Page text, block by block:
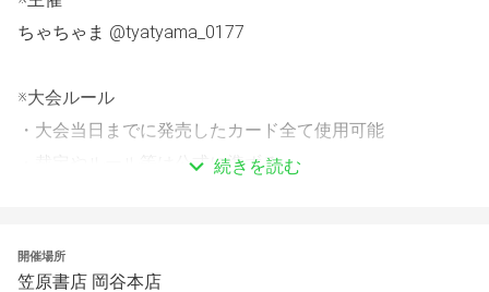
ちゃちゃま @tyatyama_0177
※大会ルール
・大会当日までに発売したカード全て使用可能
・裁定やルール等は公式に準ずる。
※大会概要
続きを読む
開催場所
笠原書店 岡谷本店